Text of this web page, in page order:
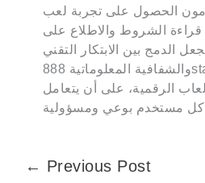
الحصول على تجربة لعب
الشروط والاطلاع على
الدمج بين الابتكار التقني
والشفافية المعلوماتية 888starz خيارًا يستحق
الرقمية، على أن يتعامل
← Previous Post